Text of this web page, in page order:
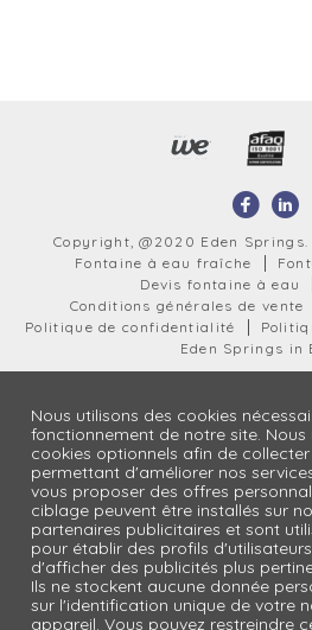
Copyright, @2020 Eden
Fontaine à eau fraîche
Devis fontaine à eau
Conditions générales de vente
Politique de confidentialité
Eden Springs in
Nous utilisons des cookies
fonctionnement de notre site.
cookies optionnels afin de
permettant d'améliorer nos
vous proposer des offres
ciblage peuvent être installés sur
partenaires publicitaires et sont
pour établir des profils
d'afficher des publicités plus
Ils ne stockent aucune donnée
sur l'identification unique de votre
appareil. Vous pouvez restreindre